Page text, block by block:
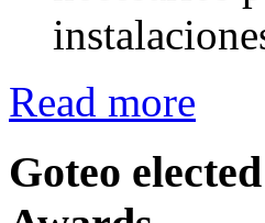
Read more
Goteo